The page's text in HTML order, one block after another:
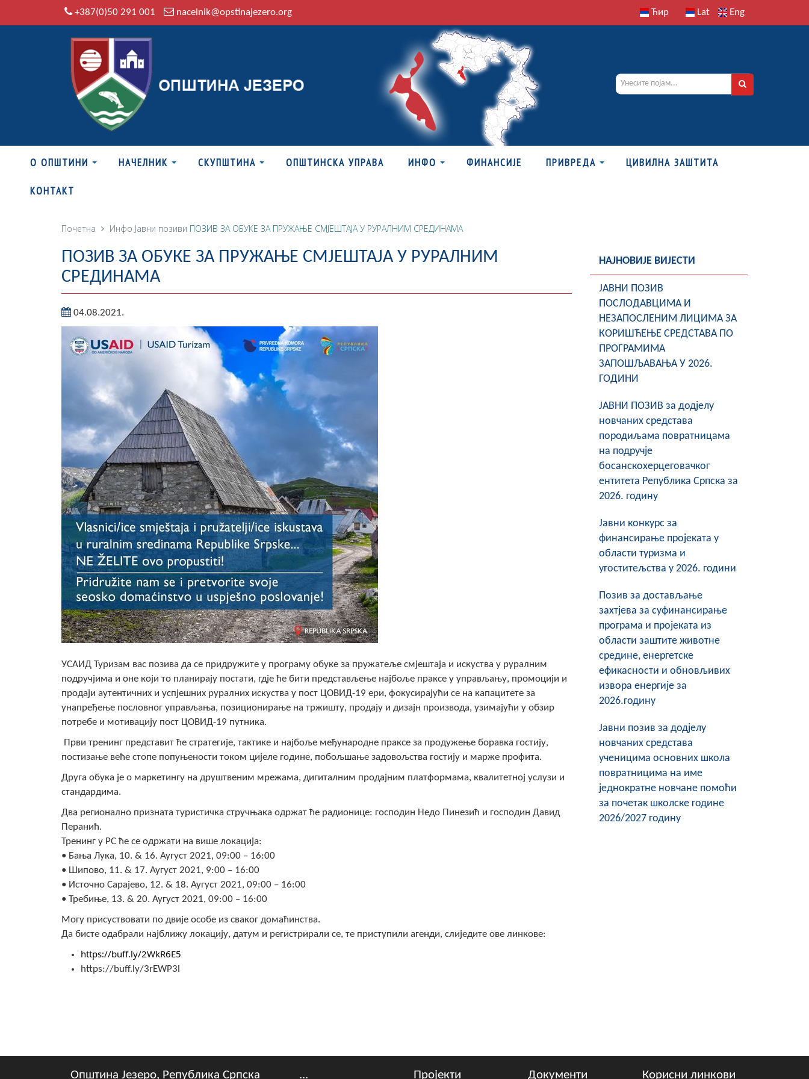
+387(0)50 291 001 nacelnik@opstinajezero.org Ћир Lat Eng
О ОПШТИНИ НАЧЕЛНИК СКУПШТИНА ОПШТИНСКА УПРАВА ИНФО ФИНАНСИЈЕ ПРИВРЕДА ЦИВИЛНА ЗАШТИТА
КОНТАКТ
Почетна Инфо Јавни позиви ПОЗИВ ЗА ОБУКЕ ЗА ПРУЖАЊЕ СМЈЕШТАЈА У РУРАЛНИМ СРЕДИНАМА
ПОЗИВ ЗА ОБУКЕ ЗА ПРУЖАЊЕ СМЈЕШТАЈА У РУРАЛНИМ
СРЕДИНАМА
04.08.2021.
УСАИД Туризам вас позива да се придружите у програму обуке за пружатеље смјештаја и искуства у руралним
подручјима и оне који то планирају постати, гдје ће бити представљење најбоље праксе у управљању, промоцији и
продаји аутентичних и успјешних руралних искуства у пост ЦОВИД-19 ери, фокусирајући се на капацитете за
унапређење пословног управљања, позиционирање на тржишту, продају и дизајн производа, узимајући у обзир
потребе и мотивацију пост ЦОВИД-19 путника.
Први тренинг представит ће стратегије, тактике и најбоље међународне праксе за продужење боравка гостију,
постизање веће стопе попуњености током цијеле године, побољшање задовољства гостију и марже профита.
Друга обука је о маркетингу на друштвеним мрежама, дигиталним продајним платформама, квалитетној услузи и
стандардима.
Два регионално призната туристичка стручњака одржат ће радионице: господин Недо Пинезић и господин Давид
Перанић.
Тренинг у РС ће се одржати на више локација:
• Бања Лука, 10. & 16. Аугуст 2021, 09:00 – 16:00
• Шипово, 11. & 17. Аугуст 2021, 9:00 – 16:00
• Источно Сарајево, 12. & 18. Аугуст 2021, 09:00 – 16:00
• Требиње, 13. & 20. Аугуст 2021, 09:00 – 16:00
Могу присуствовати по двије особе из сваког домаћинства.
Да бисте одабрали најближу локацију, датум и регистрирали се, те приступили агенди, слиједите ове линкове:
https://buff.ly/2WkR6E5
https://buff.ly/3rEWP3l
НАЈНОВИЈЕ ВИЈЕСТИ
ЈАВНИ ПОЗИВ
ПОСЛОДАВЦИМА И
НЕЗАПОСЛЕНИМ ЛИЦИМА ЗА
КОРИШЋЕЊЕ СРЕДСТАВА ПО
ПРОГРАМИМА
ЗАПОШЉАВАЊА У 2026.
ГОДИНИ
ЈАВНИ ПОЗИВ за додјелу
новчаних средстава
породиљама повратницама
на подручје
босанскохерцеговачког
ентитета Република Српска за
2026. годину
Јавни конкурс за
финансирање пројеката у
области туризма и
угоститељства у 2026. години
Позив за достављање
захтјева за суфинансирање
програма и пројеката из
области заштите животне
средине, енергетске
ефикасности и обновљивих
извора енергије за
2026.годину
Јавни позив за додјелу
новчаних средстава
ученицима основних школа
повратницима на име
једнократне новчане помоћи
за почетак школске године
2026/2027 годину
Општина Језеро, Република Српска ... Пројекти Документи Корисни линкови